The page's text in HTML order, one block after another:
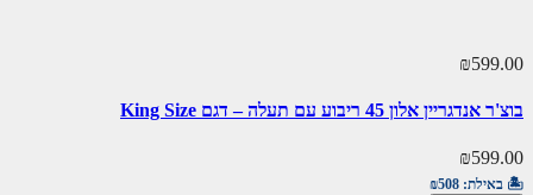
₪599.00
בוצ'ר אנדגריין אלון 45 ריבוע עם תעלה – דגם King Size
₪599.00
🏝️ באילת: ₪508